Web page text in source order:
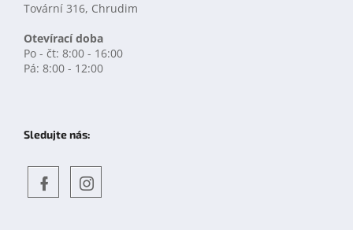
Tovární 316, Chrudim
Otevírací doba
Po - čt: 8:00 - 16:00
Pá: 8:00 - 12:00
Sledujte nás: